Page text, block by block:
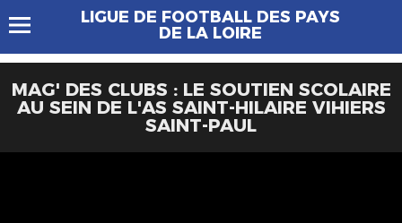
LIGUE DE FOOTBALL DES PAYS
DE LA LOIRE
MAG' DES CLUBS : LE SOUTIEN SCOLAIRE
AU SEIN DE L'AS SAINT-HILAIRE VIHIERS
SAINT-PAUL